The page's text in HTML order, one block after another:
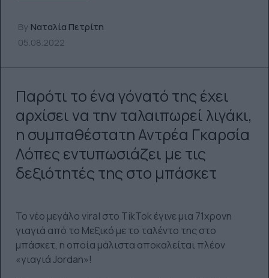
By Ναταλία Πετρίτη
05.08.2022
Παρότι το ένα γόνατό της έχει
αρχίσει να την ταλαιπωρεί λιγάκι,
η συμπαθέστατη Αντρέα Γκαρσία
Λόπες εντυπωσιάζει με τις
δεξιότητές της στο μπάσκετ
Το νέο μεγάλο viral στο TikTok έγινε μια 71χρονη
γιαγιά από το Μεξικό με το ταλέντο της στο
μπάσκετ, η οποία μάλιστα αποκαλείται πλέον
«γιαγιά Jordan»!